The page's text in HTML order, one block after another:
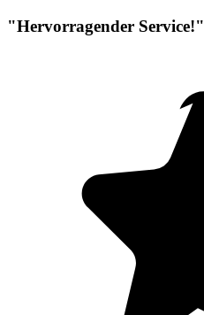
"Hervorragender Service!"